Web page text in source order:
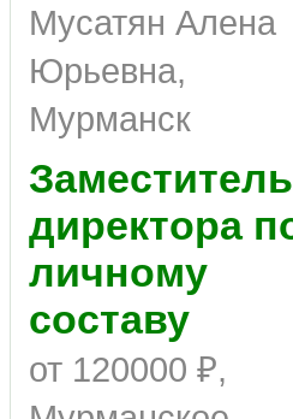
Мусатян Алена
Юрьевна,
Мурманск
Заместитель
директора
личному
составу
от 120000 ₽,